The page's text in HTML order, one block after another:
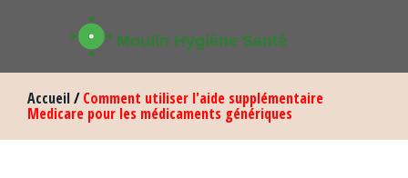
Accueil/Comment utiliser l'aide supplémentaire
Medicare pour les médicaments génériques